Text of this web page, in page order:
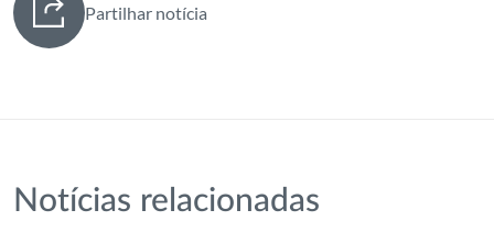
Partilhar notícia
Notícias relacionadas